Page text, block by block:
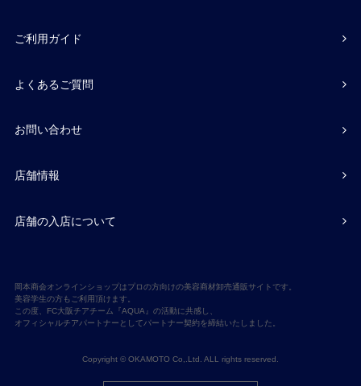
ご利用ガイド
よくあるご質問
お問い合わせ
店舗情報
店舗の入店について
岡本商会オンラインショップはプロの方向けの美容商材卸売通販サイトです。
美容学生の方もご利用頂けます。
この度、FC大阪チアチーム『AQUA』の活動に共感し、
オフィシャルチアパートナーとしてパートナー契約を締結いたしました。
Copyright © OKAMOTO Co,.Ltd. ALL rights reserved.